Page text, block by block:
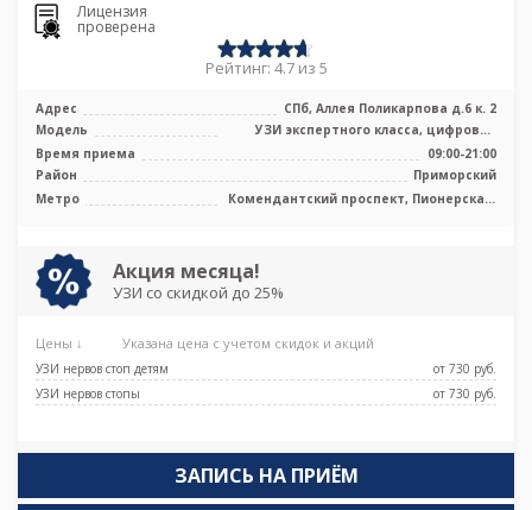
Лицензия
проверена
Рейтинг: 4.7 из 5
Адрес
СПб, Аллея Поликарпова д.6 к. 2
Модель
УЗИ экспертного класса, цифровой
рентген, маммограф
Время приема
09:00-21:00
Район
Приморский
Метро
Комендантский проспект, Пионерская,
Акция месяца!
УЗИ со скидкой до 25%
Цены ↓ Указана цена с учетом скидок и акций
УЗИ нервов стоп детям
от 730 pуб.
УЗИ нервов стопы
от 730 pуб.
ЗАПИСЬ НА ПРИЁМ